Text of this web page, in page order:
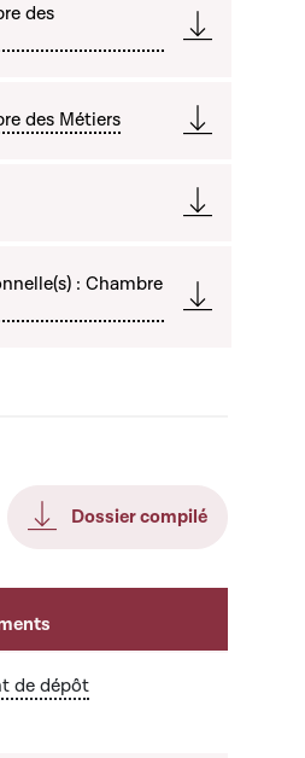
des
des Métiers
: Chambre
Dossier compilé
de dépôt